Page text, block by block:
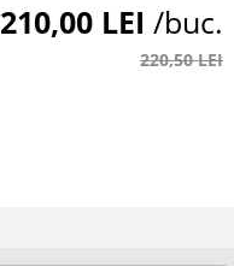
210,00 LEI /buc.
220,50 LEI